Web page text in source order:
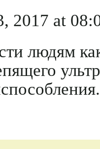
2017 at
людям